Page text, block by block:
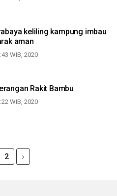
keliling kampung imbau
aman
WIB, 2020
Rakit Bambu
WIB, 2020
2